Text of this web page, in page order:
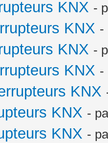
KNX -
KNX -
KNX -
KNX -
KNX
KNX -
KNX -